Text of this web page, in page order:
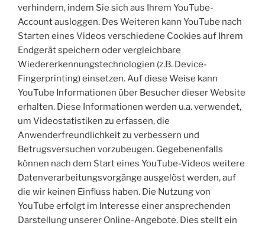
verhindern, indem Sie sich aus Ihrem YouTube-
Account ausloggen. Des Weiteren kann YouTube nach
Starten eines Videos verschiedene Cookies auf Ihrem
Endgerät speichern oder vergleichbare
Wiedererkennungstechnologien (z.B. Device-
Fingerprinting) einsetzen. Auf diese Weise kann
YouTube Informationen über Besucher dieser Website
erhalten. Diese Informationen werden u.a. verwendet,
um Videostatistiken zu erfassen, die
Anwenderfreundlichkeit zu verbessern und
Betrugsversuchen vorzubeugen. Gegebenenfalls
können nach dem Start eines YouTube-Videos weitere
Datenverarbeitungsvorgänge ausgelöst werden, auf
die wir keinen Einfluss haben. Die Nutzung von
YouTube erfolgt im Interesse einer ansprechenden
Darstellung unserer Online-Angebote. Dies stellt ein